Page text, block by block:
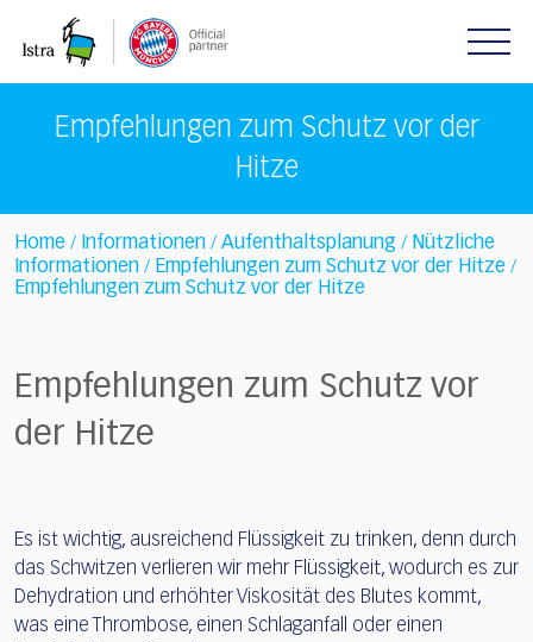
note:
includesEmpfehlungen zum Schutz vor der
Hitze
Home / Informationen / Aufenthaltsplanung / Nützliche
Informationen / Empfehlungen zum Schutz vor der Hitze /
Empfehlungen zum Schutz vor der Hitze
Empfehlungen zum Schutz vor
der Hitze
Es ist wichtig, ausreichend Flüssigkeit zu trinken, denn durch
das Schwitzen verlieren wir mehr Flüssigkeit, wodurch es zur
Dehydration und erhöhter Viskosität des Blutes kommt,
was eine Thrombose, einen Schlaganfall oder einen